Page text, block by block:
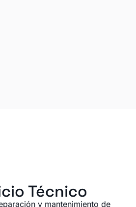
Técnico
y mantenimiento de